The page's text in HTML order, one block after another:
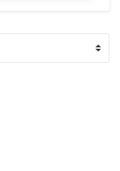
doradzić i pomóc Ci
Ciebie wybrany.